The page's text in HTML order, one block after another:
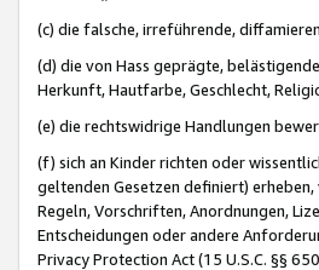
(c) die falsche, irreführende,
(d) die von Hass geprägte,
Herkunft, Hautfarbe, Geschlecht,
(e) die rechtswidrige Handlungen
(f) sich an Kinder richten oder
geltenden Gesetzen definiert)
Regeln, Vorschriften, Anordnungen,
Entscheidungen oder andere
Privacy Protection Act (15 U.S.C. §§